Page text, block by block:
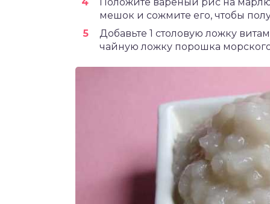
Положите вареный рис на
мешок и сожмите его, чтобы
Добавьте 1 столовую ложку
чайную ложку порошка